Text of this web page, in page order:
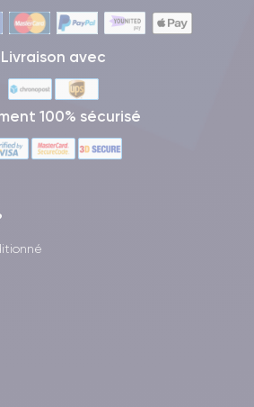
Livraison avec
100% sécurisé